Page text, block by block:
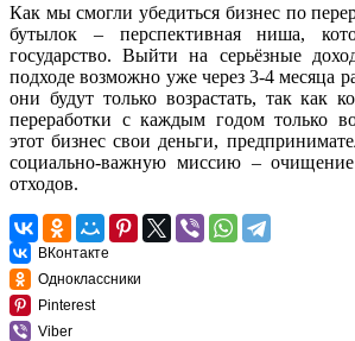
Как мы смогли убедиться бизнес по
бутылок – перспективная ниша,
государство. Выйти на серьёзные
подходе возможно уже через 3-4 месяца
они будут только возрастать, так как
переработки с каждым годом только
этот бизнес свои деньги,
социально-важную миссию –
отходов.
ВКонтакте
Одноклассники
Pinterest
Viber